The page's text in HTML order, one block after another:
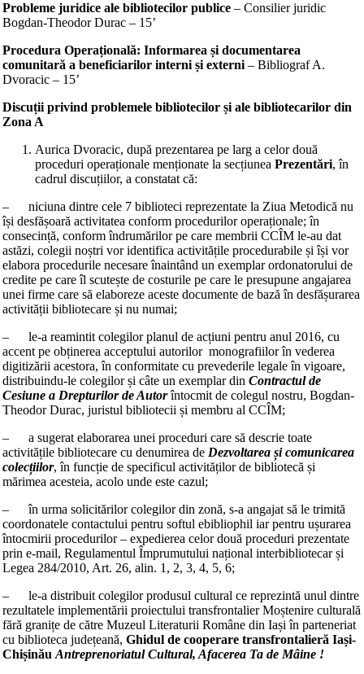
Probleme juridice ale bibliotecilor publice – Consilier juridic
Bogdan-Theodor Durac – 15’
Procedura Operațională: Informarea și documentarea
comunitară a beneficiarilor interni și externi – Bibliograf A.
Dvoracic – 15’
Discuții privind problemele bibliotecilor și ale bibliotecarilor din
Zona A
Aurica Dvoracic, după prezentarea pe larg a celor două
proceduri operaționale menționate la secțiunea Prezentări, în
cadrul discuțiilor, a constatat că:
– niciuna dintre cele 7 biblioteci reprezentate la Ziua Metodică nu
își desfășoară activitatea conform procedurilor operaționale; în
consecință, conform îndrumărilor pe care membrii CCÎM le-au dat
astăzi, colegii noștri vor identifica activitățile procedurabile și își vor
elabora procedurile necesare înaintând un exemplar ordonatorului de
credite pe care îl scutește de costurile pe care le presupune angajarea
unei firme care să elaboreze aceste documente de bază în desfășurarea
activității bibliotecare și nu numai;
– le-a reamintit colegilor planul de acțiuni pentru anul 2016, cu
accent pe obținerea acceptului autorilor monografiilor în vederea
digitizării acestora, în conformitate cu prevederile legale în vigoare,
distribuindu-le colegilor și câte un exemplar din Contractul de
Cesiune a Drepturilor de Autorîntocmit de colegul nostru, Bogdan-
Theodor Durac, juristul bibliotecii și membru al CCÎM;
– a sugerat elaborarea unei proceduri care să descrie toate
activitățile bibliotecare cu denumirea de Dezvoltarea și comunicarea
colecțiilor, în funcție de specificul activităților de bibliotecă și
mărimea acesteia, acolo unde este cazul;
– în urma solicitărilor colegilor din zonă, s-a angajat să le trimită
coordonatele contactului pentru softul ebibliophil iar pentru ușurarea
întocmirii procedurilor – expedierea celor două proceduri prezentate
prin e-mail, Regulamentul Împrumutului național interbibliotecar și
Legea 284/2010, Art. 26, alin. 1, 2, 3, 4, 5, 6;
– le-a distribuit colegilor produsul cultural ce reprezintă unul dintre
rezultatele implementării proiectului transfrontalier Moștenire culturală
fără granițe de către Muzeul Literaturii Române din Iași în parteneriat
cu biblioteca județeană, Ghidul de cooperare transfrontalieră Iași-
Chișinău Antreprenoriatul Cultural, Afacerea Ta de Mâine !